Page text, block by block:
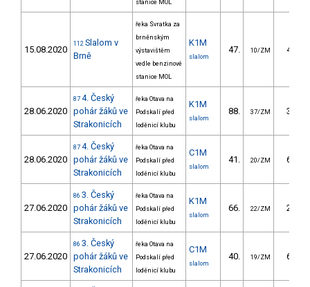
stanice MOL
15.08.2020
112 Slalom v
Brně
řeka Svratka za
brněnským
výstavištěm
vedle benzinové
stanice MOL
K1M
slalom
47. 10/ZM 41.10
28.06.2020
87 4. Český
pohár žáků ve
Strakonicích
řeka Otava na
Podskalí před
loděnicí klubu
K1M
slalom
88. 37/ZM 33.96
28.06.2020
87 4. Český
pohár žáků ve
Strakonicích
řeka Otava na
Podskalí před
loděnicí klubu
C1M
slalom
41. 20/ZM 66.93
27.06.2020
86 3. Český
pohár žáků ve
Strakonicích
řeka Otava na
Podskalí před
loděnicí klubu
K1M
slalom
66. 22/ZM 28.08
27.06.2020
86 3. Český
pohár žáků ve
Strakonicích
řeka Otava na
Podskalí před
loděnicí klubu
C1M
slalom
40. 19/ZM 60.55